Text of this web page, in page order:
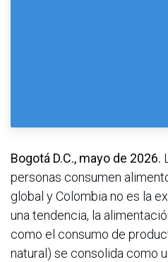
Bogotá D.C., mayo de 2026.
personas consumen
global y Colombia no es la
una tendencia, la
como el consumo de
natural) se consolida como